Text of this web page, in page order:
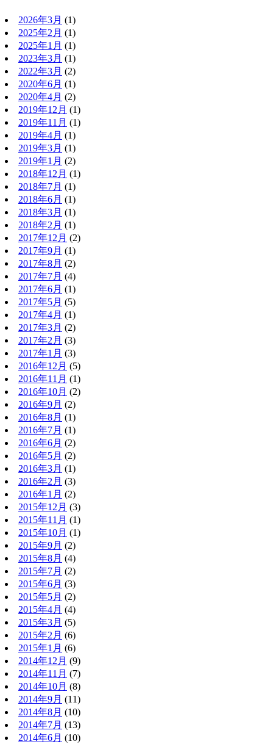
2026年3月 (1)
2025年2月 (1)
2025年1月 (1)
2023年3月 (1)
2022年3月 (2)
2020年6月 (1)
2020年4月 (2)
2019年12月 (1)
2019年11月 (1)
2019年4月 (1)
2019年3月 (1)
2019年1月 (2)
2018年12月 (1)
2018年7月 (1)
2018年6月 (1)
2018年3月 (1)
2018年2月 (1)
2017年12月 (2)
2017年9月 (1)
2017年8月 (2)
2017年7月 (4)
2017年6月 (1)
2017年5月 (5)
2017年4月 (1)
2017年3月 (2)
2017年2月 (3)
2017年1月 (3)
2016年12月 (5)
2016年11月 (1)
2016年10月 (2)
2016年9月 (2)
2016年8月 (1)
2016年7月 (1)
2016年6月 (2)
2016年5月 (2)
2016年3月 (1)
2016年2月 (3)
2016年1月 (2)
2015年12月 (3)
2015年11月 (1)
2015年10月 (1)
2015年9月 (2)
2015年8月 (4)
2015年7月 (2)
2015年6月 (3)
2015年5月 (2)
2015年4月 (4)
2015年3月 (5)
2015年2月 (6)
2015年1月 (6)
2014年12月 (9)
2014年11月 (7)
2014年10月 (8)
2014年9月 (11)
2014年8月 (10)
2014年7月 (13)
2014年6月 (10)